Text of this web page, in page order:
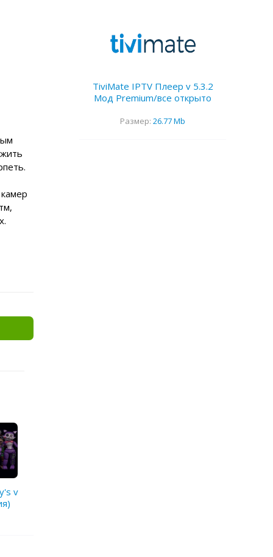
v
TiviMate IPTV Плеер v 5.3.2
Мод Premium/все открыто
Размер: 26.77 Mb